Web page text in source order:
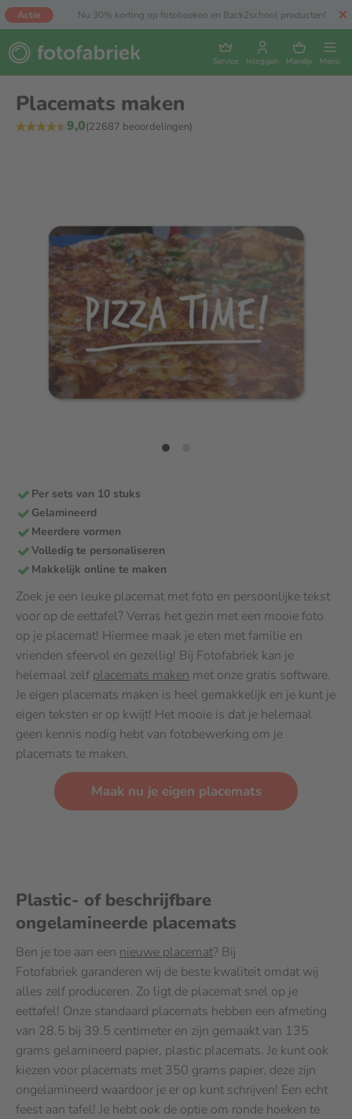
Actie Nu 30% korting op fotoboeken en Back2school producten!
Service Inloggen Mandje Menu
Placemats maken
9,0(22687 beoordelingen)
Per sets van 10 stuks
Gelamineerd
Meerdere vormen
Volledig te personaliseren
Makkelijk online te maken
Zoek je een leuke placemat met foto en persoonlijke tekst
voor op de eettafel? Verras het gezin met een mooie foto
op je placemat! Hiermee maak je eten met familie en
vrienden sfeervol en gezellig! Bij Fotofabriek kan je
helemaal zelf placemats maken met onze gratis software.
Je eigen placemats maken is heel gemakkelijk en je kunt je
eigen teksten er op kwijt! Het mooie is dat je helemaal
geen kennis nodig hebt van fotobewerking om je
placemats te maken.
Maak nu je eigen placemats
Plastic- of beschrijfbare
ongelamineerde placemats
Ben je toe aan een nieuwe placemat? Bij
Fotofabriek garanderen wij de beste kwaliteit omdat wij
alles zelf produceren. Zo ligt de placemat snel op je
eettafel! Onze standaard placemats hebben een afmeting
van 28.5 bij 39.5 centimeter en zijn gemaakt van 135
grams gelamineerd papier, plastic placemats. Je kunt ook
kiezen voor placemats met 350 grams papier, deze zijn
ongelamineerd waardoor je er op kunt schrijven! Een echt
feest aan tafel! Je hebt ook de optie om ronde hoeken te